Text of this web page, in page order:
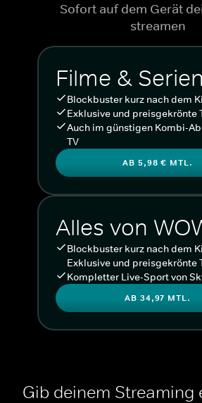
Sofort auf dem Gerät
streamen
Filme & Serien
Blockbuster kurz nach dem
Exklusive und preisgekrönte
Auch im günstigen Kombi-
TV
AB 5,98 € MTL.
Alles von
Blockbuster kurz nach dem
Exklusive und preisgekrönte
Kompletter Live-Sport von
AB 34,97 MTL.
Gib deinem Streaming